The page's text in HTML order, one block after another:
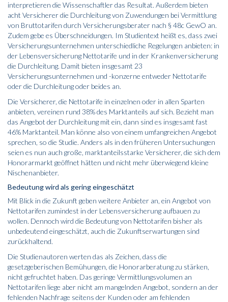
interpretieren die Wissenschaftler das Resultat. Außerdem bieten
acht Versicherer die Durchleitung von Zuwendungen bei Vermittlung
von Bruttotarifen durch Versicherungsberater nach § 48c GewO an.
Zudem gebe es Überschneidungen. Im Studientext heißt es, dass zwei
Versicherungsunternehmen unterschiedliche Regelungen anbieten: in
der Lebensversicherung Nettotarife und in der Krankenversicherung
die Durchleitung. Damit bieten insgesamt 23
Versicherungsunternehmen und -konzerne entweder Nettotarife
oder die Durchleitung oder beides an.
Die Versicherer, die Nettotarife in einzelnen oder in allen Sparten
anbieten, vereinen rund 38% des Marktanteils auf sich. Bezieht man
das Angebot der Durchleitung mit ein, dann sind es insgesamt fast
46% Marktanteil. Man könne also von einem umfangreichen Angebot
sprechen, so die Studie. Anders als in den früheren Untersuchungen
seien es nun auch große, marktanteilsstarke Versicherer, die sich dem
Honorarmarkt geöffnet hätten und nicht mehr überwiegend kleine
Nischenanbieter.
Bedeutung wird als gering eingeschätzt
Mit Blick in die Zukunft geben weitere Anbieter an, ein Angebot von
Nettotarifen zumindest in der Lebensversicherung aufbauen zu
wollen. Dennoch wird die Bedeutung von Nettotarifen bisher als
unbedeutend eingeschätzt, auch die Zukunftserwartungen sind
zurückhaltend.
Die Studienautoren werten das als Zeichen, dass die
gesetzgeberischen Bemühungen, die Honorarberatung zu stärken,
nicht gefruchtet haben. Das geringe Vermittlungsvolumen an
Nettotarifen liege aber nicht am mangelnden Angebot, sondern an der
fehlenden Nachfrage seitens der Kunden oder am fehlenden